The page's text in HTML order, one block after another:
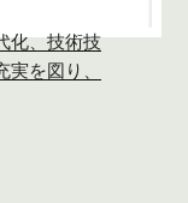
化、技術技
を図り、